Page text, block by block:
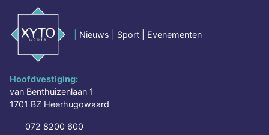
Nieuws | Sport | Evenementen
Hoofdvestiging:
van Benthuizenlaan 1
1701 BZ Heerhugowaard
072 8200 600